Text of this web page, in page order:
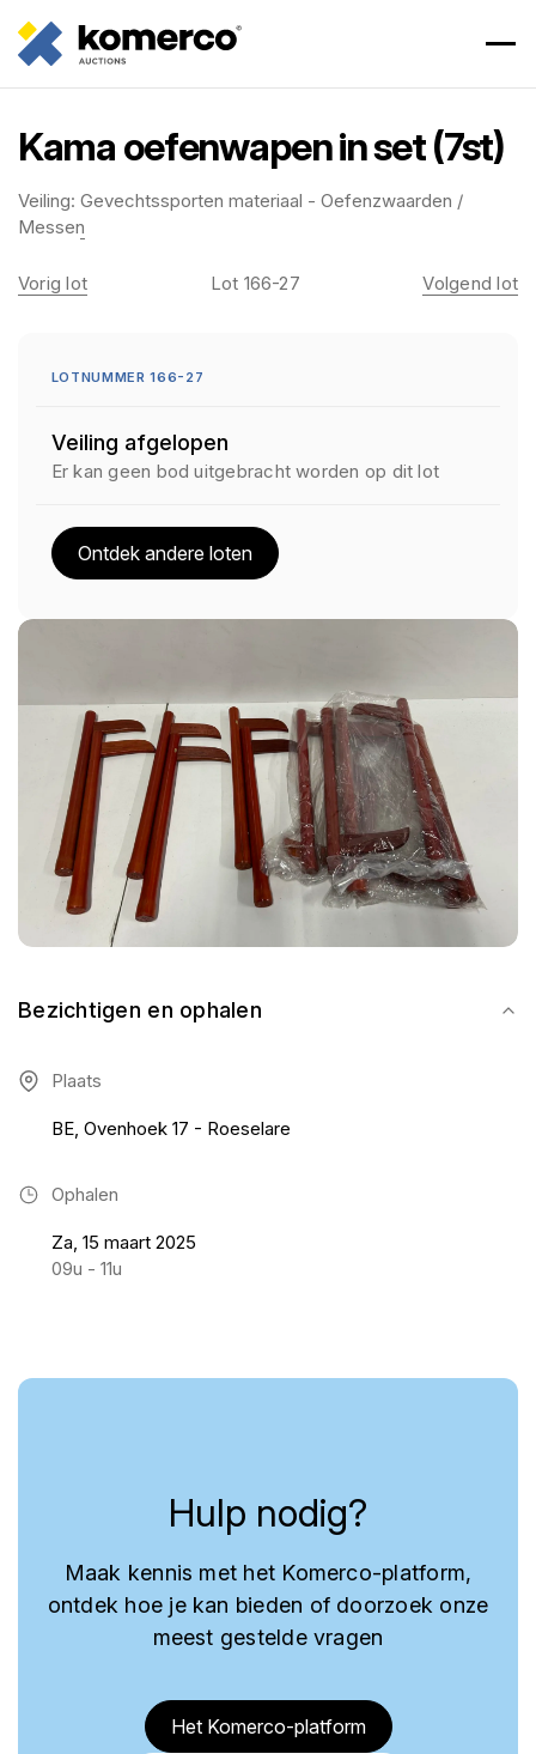
Kama oefenwapen in set (7st)
Veiling: Gevechtssporten materiaal - Oefenzwaarden /
Messen
Bezichtigen en ophalen
Plaats
BE, Ovenhoek 17 - Roeselare
Ophalen
Za, 15 maart 2025
09u - 11u
Vorig lot Lot 166-27 Volgend lot
LOTNUMMER 166-27
Veiling afgelopen
Er kan geen bod uitgebracht worden op dit lot
Ontdek andere loten
Hulp nodig?
Maak kennis met het Komerco-platform,
ontdek hoe je kan bieden of doorzoek onze
meest gestelde vragen
Het Komerco-platform